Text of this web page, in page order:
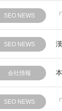
SEO NEWS
SEO NEWS
会社情報
SEO NEWS